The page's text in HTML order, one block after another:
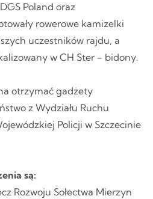
Poland oraz
rowerowe kamizelki
uczestników rajdu, a
w CH Ster - bidony.
otrzymać gadżety
z Wydziału Ruchu
Policji w Szczecinie
są:
Rozwoju Sołectwa Mierzyn